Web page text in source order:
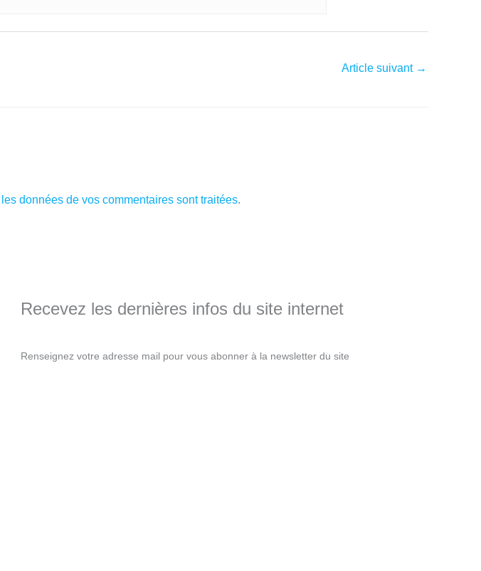
Article suivant →
données de vos commentaires sont traitées.
Recevez les dernières infos du site internet
Renseignez votre adresse mail pour vous abonner à la newsletter du site